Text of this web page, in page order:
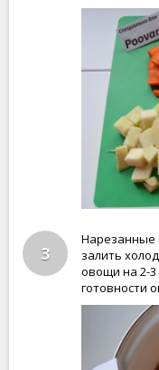
3
Нарезанные
залить
овощи на 2-3
готовности